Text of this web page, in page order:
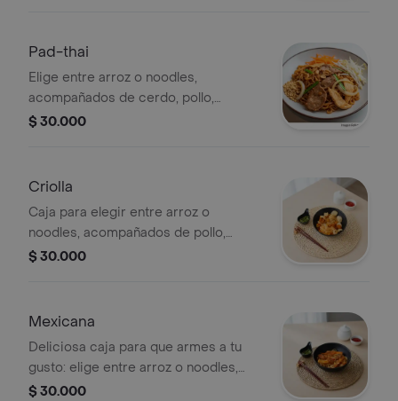
Pad-thai
Elige entre arroz o noodles,
acompañados de cerdo, pollo,
zanahoria, maní crocante, cebolla, raíz
en cada bocado
$ 30.000
Criolla
Caja para elegir entre arroz o
noodles, acompañados de pollo,
carne de cerdo, chicharrón, plátano
colombianos con un toque único
$ 30.000
Mexicana
Deliciosa caja para que armes a tu
gusto: elige entre arroz o noodles,
con pollo, chorizo, pimentón, cebolla,
$ 30.000